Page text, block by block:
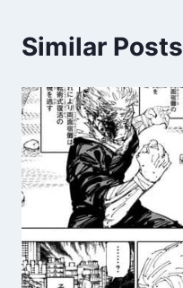
Similar Posts